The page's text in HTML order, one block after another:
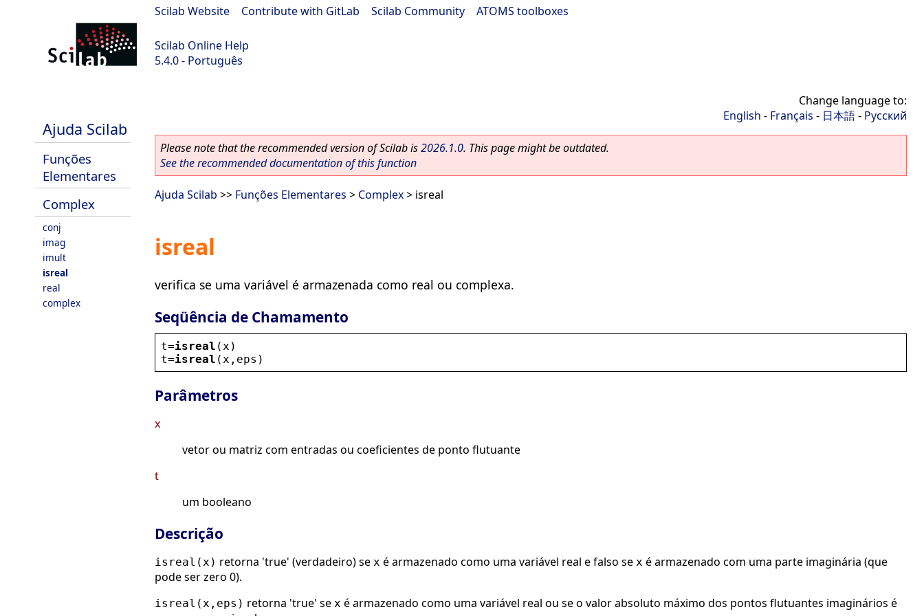
Scilab Website Contribute with GitLab Scilab Community ATOMS toolboxes
Scilab Online Help
5.4.0 - Português
Ajuda Scilab
Funções
Elementares
Complex
conj
imag
imult
isreal
real
complex
Change language to:
English - Français - 日本語- Русский
Please note that the recommended version of Scilab is2026.1.0. This page might be outdated.
See the recommended documentation of this function
Ajuda Scilab >> Funções Elementares > Complex> isreal
isreal
verifica se uma variável é armazenada como real ou complexa.
Seqüência de Chamamento
t=isreal ( x )
t=isreal ( x , eps )
Parâmetros
x
vetor ou matriz com entradas ou coeficientes de ponto flutuante
t
um booleano
Descrição
isreal(x) retorna 'true' (verdadeiro) se x é armazenado como uma variável real e falso se x é armazenado com uma parte imaginária (que
pode ser zero 0).
isreal(x,eps) retorna 'true' se x é armazenado como uma variável real ou se o valor absoluto máximo dos pontos flutuantes imaginários é